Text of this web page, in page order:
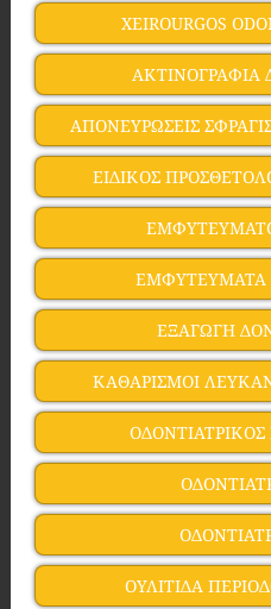
XEIROURGOS
ΑΠΟΝΕΥΡΩΣΕΙΣ
ΕΙΔΙΚΟΣ
ΕΞΑΓΩΓΗ
ΚΑΘΑΡΙΣΜΟΙ
ΟΥΛΙΤΙΔΑ